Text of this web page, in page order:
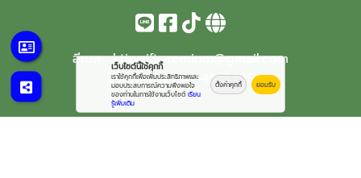
อีเมล :ktipgiftpremium@gmail.com
โทรศัพท์ :065-445-0929
เว็บไซต์นี้ใช้คุกกี้
เราใช้คุกกี้เพื่อเพิ่มประสิทธิภาพและ
มอบประสบการณ์ความพึงพอใจ
ของท่านในการใช้งานเว็บไซต์ เรียน
รู้เพิ่มเติม
ตั้งค่าคุกกี้ ยอมรับ